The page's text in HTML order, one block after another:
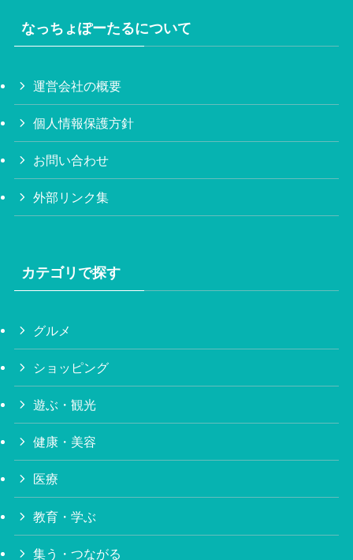
なっちょぽーたるについて
運営会社の概要
個人情報保護方針
お問い合わせ
外部リンク集
カテゴリで探す
グルメ
ショッピング
遊ぶ・観光
健康・美容
医療
教育・学ぶ
集う・つながる